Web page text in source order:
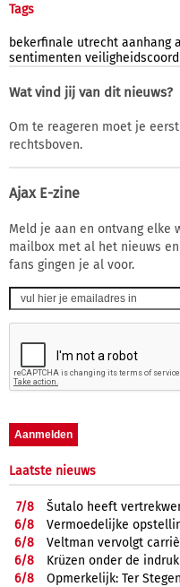
Tags
bekerfinale utrecht aanhang
sentimenten
Wat vind jij van dit nieuws?
Om te reageren moet je
rechtsboven.
Ajax E-zine
Meld je aan en ontvang elke
mailbox met al het nieuws
fans gingen je al voor.
Laatste nieuws
7/8
Šutalo heeft
6/8
Vermoedelijke
6/8
Veltman vervolgt
6/8
Krüzen onder de
6/8
Opmerkelijk: Ter